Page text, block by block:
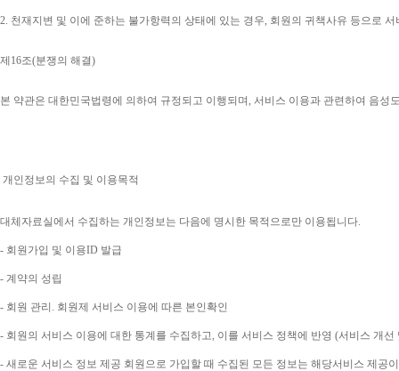
2. 천재지변 및 이에 준하는 불가항력의 상태에 있는 경우, 회원의 귀책사유 등으로
제 16조(분쟁의 해결)
본 약관은 대한민국법령에 의하여 규정되고 이행되며, 서비스 이용과 관련하여 음성
개인정보의 수집 및 이용목적
대체자료실에서 수집하는 개인정보는 다음에 명시한 목적으로만 이용됩니다.
- 회원가입 및 이용ID 발급
- 계약의 성립
- 회원 관리 . 회원제 서비스 이용에 따른 본인확인
- 회원의 서비스 이용에 대한 통계를 수집하고, 이를 서비스 정책에 반영 (서비스 개선
- 새로운 서비스 정보 제공 회원으로 가입할 때 수집된 모든 정보는 해당서비스 제